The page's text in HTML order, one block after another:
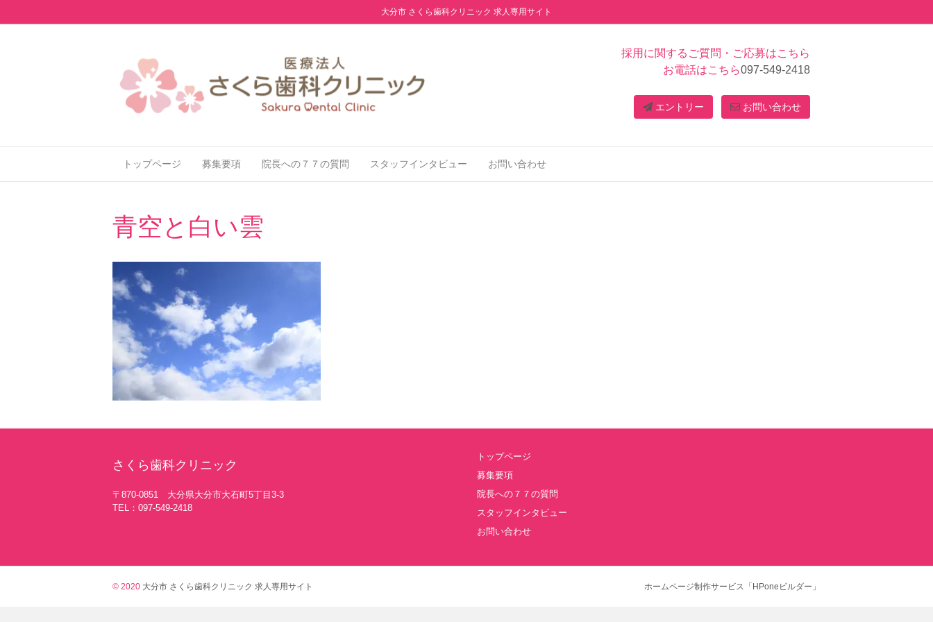
大分市 さくら歯科クリニック 求人専用サイト
採用に関するご質問・ご応募はこちら
お電話はこちら097-549-2418
エントリー お問い合わせ
トップページ 募集要項 院長への７７の質問 スタッフインタビュー お問い合わせ
青空と白い雲
さくら歯科クリニック
〒870-0851 大分県大分市大石町5丁目3-3
TEL：097-549-2418
トップページ
募集要項
院長への７７の質問
スタッフインタビュー
お問い合わせ
© 2020 大分市 さくら歯科クリニック 求人専用サイト ホームページ制作サービス「HPoneビルダー」